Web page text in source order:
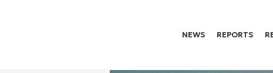
NEWS REPORTS